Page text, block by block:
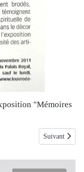
"Mémoires
dans "Point de Vue"
Article
Suivant